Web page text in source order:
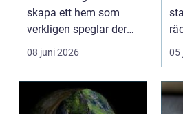
skapa ett hem som
verkligen speglar deras
liv, sm...
08 juni 2026 05